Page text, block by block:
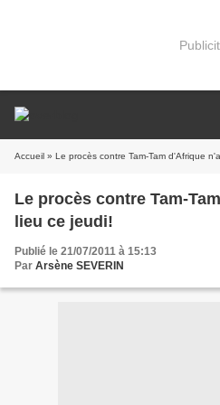
Accueil » Le procès contre Tam-Tam d'Afrique
Le procès contre Tam-
lieu ce jeudi!
Publié le 21/07/2011 à 15:13
Par Arsène SEVERIN